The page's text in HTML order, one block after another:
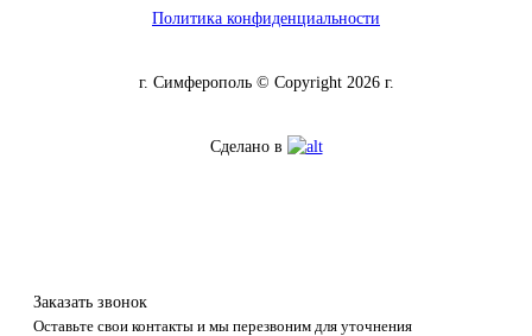
Политика конфиденциальности
г. Симферополь © Copyright 2026 г.
Сделано в
Заказать звонок
Оставьте свои контакты и мы перезвоним для уточнения